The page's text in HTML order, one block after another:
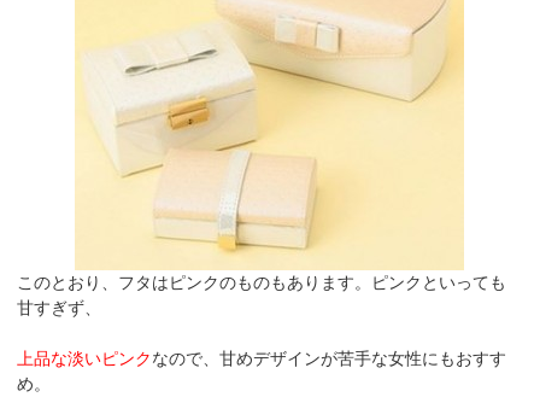
このとおり、フタはピンクのものもあります。ピンクといっても
甘すぎず、
上品な淡いピンクなので、甘めデザインが苦手な女性にもおすす
め。